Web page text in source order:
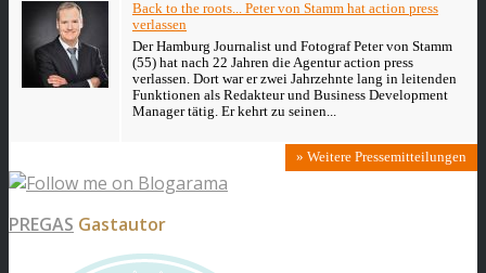
Back to the roots... Peter von Stamm hat action press
verlassen
Der Hamburg Journalist und Fotograf Peter von Stamm
(55) hat nach 22 Jahren die Agentur action press
verlassen. Dort war er zwei Jahrzehnte lang in leitenden
Funktionen als Redakteur und Business Development
Manager tätig. Er kehrt zu seinen...
» Weitere Pressemitteilungen
PREGAS Gastautor